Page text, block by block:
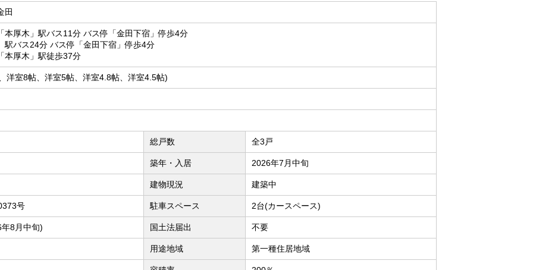
田
本厚木」駅バス11分 バス停「金田下宿」停歩4分
駅バス24分 バス停「金田下宿」停歩4分
本厚木」駅徒歩37分
洋室8帖、洋室5帖、洋室4.8帖、洋室4.5帖)
総戸数 全3戸
築年・入居 2026年7月中旬
建物現況 建築中
号 駐車スペース 2台(カースペース)
8月中旬) 国土法届出 不要
用途地域 第一種住居地域